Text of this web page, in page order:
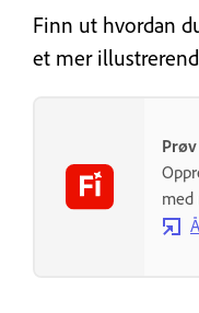
Finn ut hvordan
et mer
med